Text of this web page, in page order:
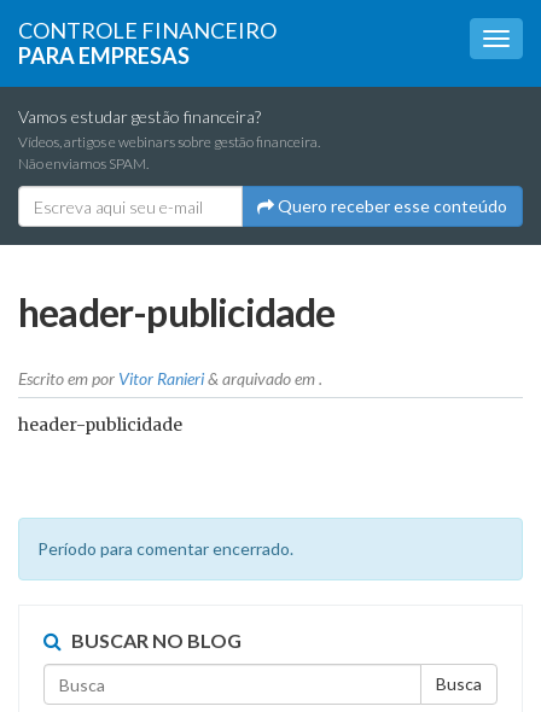
CONTROLE FINANCEIRO
PARA EMPRESAS
Vamos estudar gestão financeira?
Vídeos, artigos e webinars sobre gestão financeira.
Não enviamos SPAM.
Quero receber esse conteúdo
header-publicidade
Escrito empor Vitor Ranieri& arquivado em .
header-publicidade
Período para comentar encerrado.
BUSCAR NO BLOG
Busca